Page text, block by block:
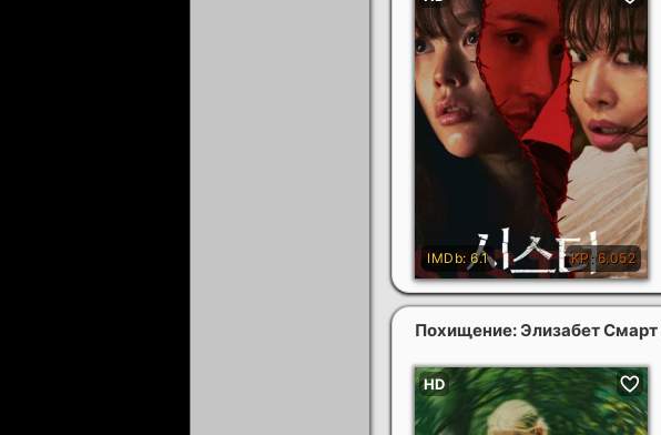
Похищение: Элизабет Смарт